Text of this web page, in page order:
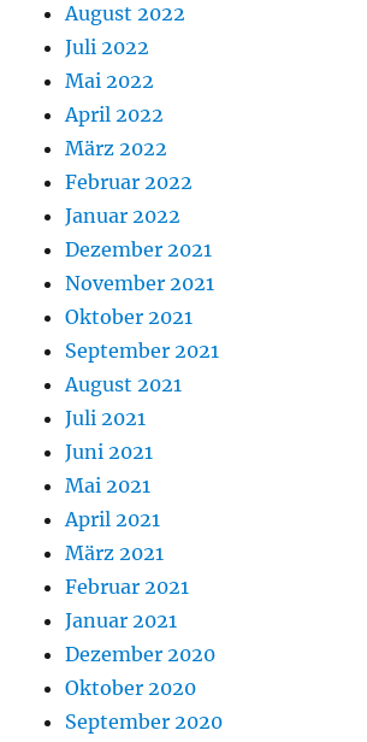
August 2022
Juli 2022
Mai 2022
April 2022
März 2022
Februar 2022
Januar 2022
Dezember 2021
November 2021
Oktober 2021
September 2021
August 2021
Juli 2021
Juni 2021
Mai 2021
April 2021
März 2021
Februar 2021
Januar 2021
Dezember 2020
Oktober 2020
September 2020